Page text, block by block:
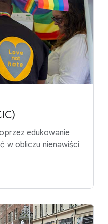
edukowanie
w obliczu nienawiści